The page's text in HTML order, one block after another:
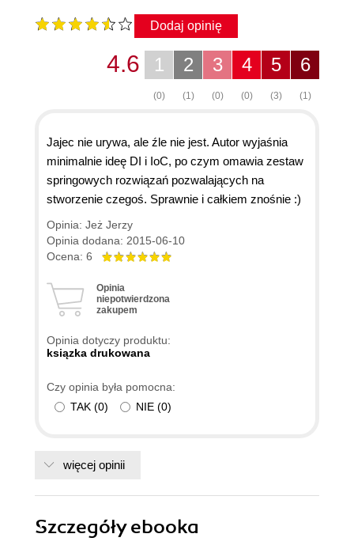
Dodaj opinię
6
(1)
5
(3)
4
(0)
3
(0)
2
(1)
1
(0)
4.6
Jajec nie urywa, ale źle nie jest. Autor wyjaśnia
minimalnie ideę DI i IoC, po czym omawia zestaw
springowych rozwiązań pozwalających na
stworzenie czegoś. Sprawnie i całkiem znośnie :)
Opinia: Jeż Jerzy
Opinia dodana: 2015-06-10
Ocena: 6
Opinia
niepotwierdzona
zakupem
Opinia dotyczy produktu:
ksiązka drukowana
Czy opinia była pomocna:
TAK (0) NIE (0)
więcej opinii
Szczegółyebooka